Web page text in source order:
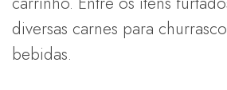
diversas carnes para
bebidas.